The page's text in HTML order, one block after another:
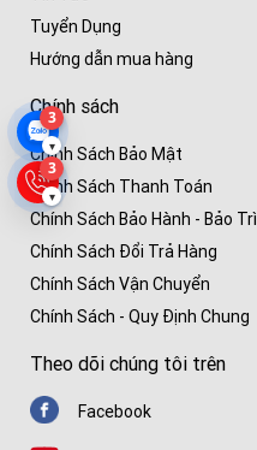
3
▾
3
▾
Tuyển Dụng
Hướng dẫn mua hàng
Chính sách
Chính Sách Bảo Mật
Chính Sách Thanh Toán
Chính Sách Bảo Hành - Bảo Trì
Chính Sách Đổi Trả Hàng
Chính Sách Vận Chuyển
Chính Sách - Quy Định Chung
Theo dõi chúng tôi trên
Facebook